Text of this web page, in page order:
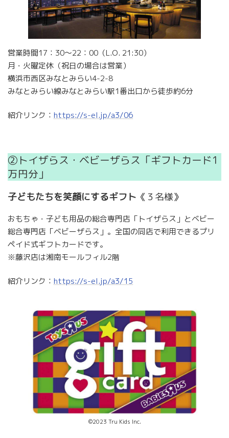
営業時間17：30～22：00（L.O. 21:30）
月・火曜定休（祝日の場合は営業）
横浜市西区みなとみらい4-2-8
みなとみらい線みなとみらい駅1番出口から徒歩約6分
紹介リンク： https://s-el.jp/a3/06
②トイザらス・ベビーザらス「ギフトカード1
万円分」
子どもたちを笑顔にするギフト 《３名様》
おもちゃ・子ども用品の総合専門店「トイザらス」とベビー
総合専門店「ベビーザらス」。全国の同店で利用できるプリ
ペイド式ギフトカードです。
※藤沢店は湘南モールフィル2階
紹介リンク： https://s-el.jp/a3/15
©2023 Tru Kids Inc.